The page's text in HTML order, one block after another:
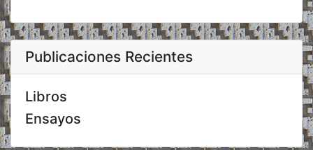
Publicaciones Recientes
Libros
Ensayos